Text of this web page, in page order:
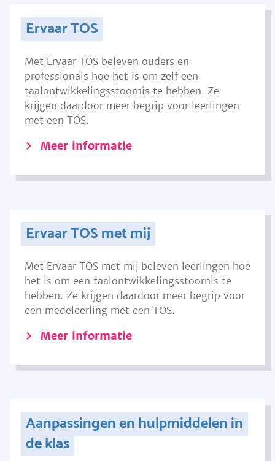
Ervaar TOS
Met Ervaar TOS beleven ouders en
professionals hoe het is om zelf een
taalontwikkelingsstoornis te hebben. Ze
krijgen daardoor meer begrip voor leerlingen
met een TOS.
Meer informatie
Ervaar TOS met mij
Met Ervaar TOS met mij beleven leerlingen hoe
het is om een taalontwikkelingsstoornis te
hebben. Ze krijgen daardoor meer begrip voor
een medeleerling met een TOS.
Meer informatie
Aanpassingen en hulpmiddelen in
de klas